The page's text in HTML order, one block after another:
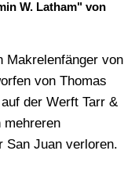
W. Latham" von
Makrelenfänger von
von Thomas
der Werft Tarr &
mehreren
San Juan verloren.